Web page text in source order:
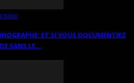
ET SI VOUS DOCUMENTIEZ
SANS LE…